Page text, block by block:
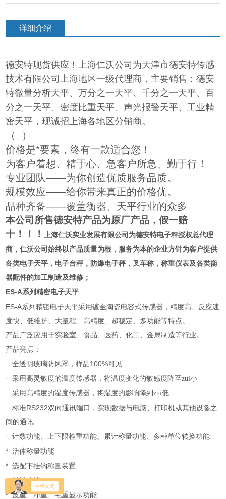
详细介绍
德安特现货供应！上海仁沃公司为天津市德安特传感
技术有限公司上海地区一级代理商，主要销售：德安
特微量分析天平、万分之一天平、千分之一天平、百
分之一天平、密度比重天平、声光报警天平、工业精
密天平，现诚招上海各地区分销商。
（
）
价格是*要素，终有一款适合您！
为客户着想、精于心、急客户所急、勤于行！
专业团队——为你创造优质服务品质。
规模效应——给你带来真正的价格优。
品种齐备——覆盖衡器、天平行业的众多
本公司所售德安特产品为原厂产品，假一赔
十！！！ 上海仁沃实业发展有限公司为德安特电子秤授权总代理
商 ，仁沃公司始终以产品质量为根，服务为本的企业方针为客户提供
各类电子天平，电子台秤，防爆电子秤，叉车称，称重仪表及各类衡
器配件的加工制造及维修；
ES-A系列精密电子天平
ES-A系列精密电子天平采用镀金陶瓷电容式传感器，精度高、反应速
度快、低维护、大量程、高精度、超稳定、多功能等特点。
产品广泛应用于实验室、食品、医药、化工、金属制造等行业。
产品亮点：
·
全透明玻璃防风罩，样品100%可见
·
采用高灵敏度的温度传感器，将温度变化的敏感度降至zui小
·
采用高精度的湿度传感器，将湿度的影响降到zui低
·
标准RS232双向通讯端口，实现数据与电脑、打印机或其他设备之
间的通讯
·
计数功能、上下限检重功能、累计称量功能、多种单位转换功能
*活体称量功能
*选配下挂钩称量装置
* 时钟功能
*皮重、净重、毛重显示功能